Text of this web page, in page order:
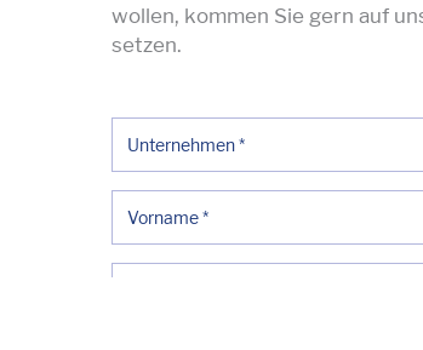
wollen, kommen Sie gern auf
setzen.